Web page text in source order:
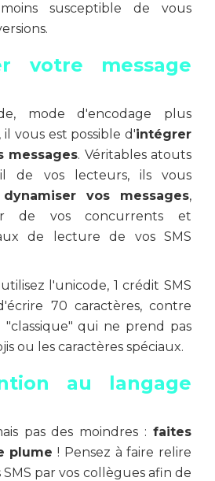
susceptible de vous
votre message
mode d'encodage plus
vous est possible d'intégrer
messages. Véritables atouts
de vos lecteurs, ils vous
dynamiser vos messages,
de vos concurrents et
de lecture de vos SMS
l'unicode, 1 crédit SMS
70 caractères, contre
"classique" qui ne prend pas
ou les caractères spéciaux.
au langage
pas des moindres : faites
plume ! Pensez à faire relire
par vos collègues afin de